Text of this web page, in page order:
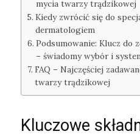
mycia twarzy trądzikowej
Kiedy zwrócić się do
dermatologiem
Podsumowanie: Klucz do
– świadomy wybór i
FAQ – Najczęściej
twarzy trądzikowej
Kluczowe